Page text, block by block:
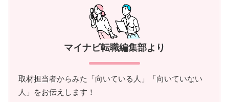
マイナビ転職編集部より
取材担当者からみた「向いている人」「向いていない
人」をお伝えします！